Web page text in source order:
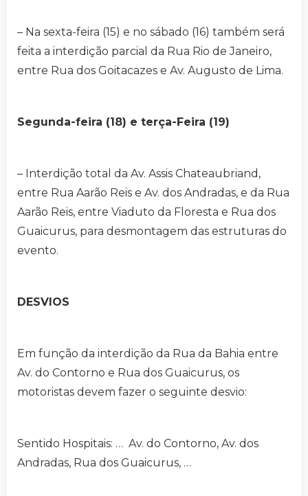
– Na sexta-feira (15) e no sábado (16) também será
feita a interdição parcial da Rua Rio de Janeiro,
entre Rua dos Goitacazes e Av. Augusto de Lima.
Segunda-feira (18) e terça-Feira (19)
– Interdição total da Av. Assis Chateaubriand,
entre Rua Aarão Reis e Av. dos Andradas, e da Rua
Aarão Reis, entre Viaduto da Floresta e Rua dos
Guaicurus, para desmontagem das estruturas do
evento.
DESVIOS
Em função da interdição da Rua da Bahia entre
Av. do Contorno e Rua dos Guaicurus, os
motoristas devem fazer o seguinte desvio:
Sentido Hospitais: … Av. do Contorno, Av. dos
Andradas, Rua dos Guaicurus, …